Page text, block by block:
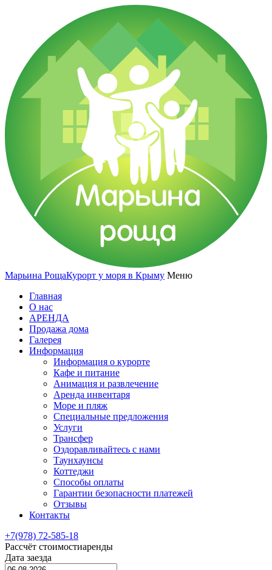
Марьина РощаКурорт у моря в Крыму Меню
Главная
О нас
АРЕНДА
Продажа дома
Галерея
Информация
Информация о курорте
Кафе и питание
Анимация и развлечение
Аренда инвентаря
Море и пляж
Специальные предложения
Услуги
Трансфер
Оздоравливайтесь с нами
Таунхаунсы
Коттеджи
Способы оплаты
Гарантии безопасности платежей
Отзывы
Контакты
+7(978) 72-585-18
Рассчёт стоимостиаренды
Дата заезда